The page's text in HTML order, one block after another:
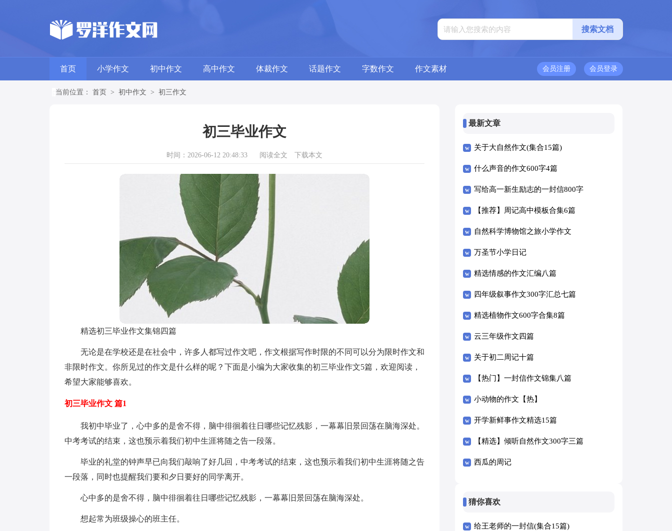
首页 小学作文 初中作文 高中作文 体裁作文 话题作文 字数作文 作文素材 会员登录
会员注册
当前位置： 首页 > 初中作文 > 初三作文
初三毕业作文
时间：2026-06-12 20:48:33 阅读全文 下载本文
精选初三毕业作文集锦四篇
无论是在学校还是在社会中，许多人都写过作文吧，作文根据写作时限的不同可以分为限时作文和
非限时作文。你所见过的作文是什么样的呢？下面是小编为大家收集的初三毕业作文5篇，欢迎阅读，
希望大家能够喜欢。
初三毕业作文 篇1
我初中毕业了，心中多的是舍不得，脑中徘徊着往日哪些记忆残影，一幕幕旧景回荡在脑海深处。
中考考试的结束，这也预示着我们初中生涯将随之告一段落。
毕业的礼堂的钟声早已向我们敲响了好几回，中考考试的结束，这也预示着我们初中生涯将随之告
一段落，同时也提醒我们要和夕日要好的同学离开。
心中多的是舍不得，脑中徘徊着往日哪些记忆残影，一幕幕旧景回荡在脑海深处。
想起常为班级操心的班主任。
最新文章
关于大自然作文(集合15篇)
什么声音的作文600字4篇
写给高一新生励志的一封信800字
（精选5篇）
【推荐】周记高中模板合集6篇
自然科学博物馆之旅小学作文
万圣节小学日记
精选情感的作文汇编八篇
四年级叙事作文300字汇总七篇
精选植物作文600字合集8篇
云三年级作文四篇
关于初二周记十篇
【热门】一封信作文锦集八篇
小动物的作文【热】
开学新鲜事作文精选15篇
【精选】倾听自然作文300字三篇
西瓜的周记
猜你喜欢
给王老师的一封信(集合15篇)